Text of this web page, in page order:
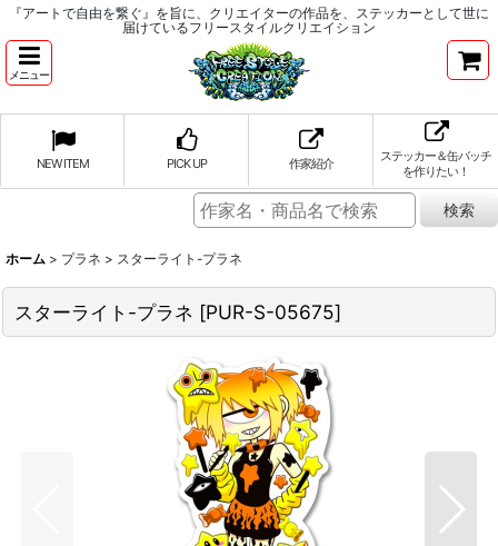
『アートで自由を繋ぐ』を旨に、クリエイターの作品を、ステッカーとして世に
届けているフリースタイルクリエイション
メニュー
NEW ITEM PICK UP 作家紹介
ステッカー＆缶バッチ
を作りたい！
ホーム > プラネ > スターライト-プラネ
スターライト-プラネ [PUR-S-05675]